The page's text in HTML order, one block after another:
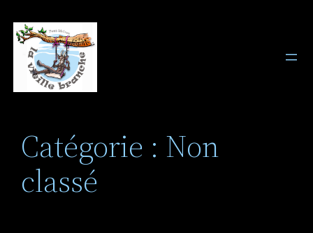
Aller
au
contenu
Catégorie : Non
classé